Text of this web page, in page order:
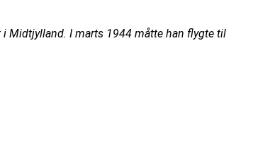
i Midtjylland. I marts 1944 måtte han flygte til